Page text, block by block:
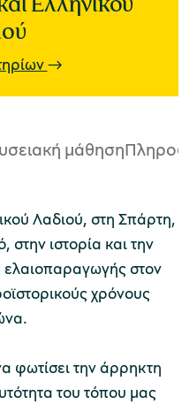
Λαδιού
μάθηση
Λαδιού, στη Σπάρτη,
στην ιστορία και την
ελαιοπαραγωγής στον
χρόνους
φωτίσει την άρρηκτη
του τόπου μας